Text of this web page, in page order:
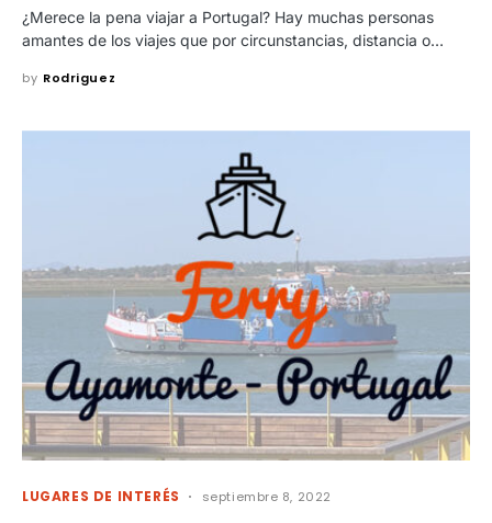
¿Merece la pena viajar a Portugal? Hay muchas personas
amantes de los viajes que por circunstancias, distancia o…
by Rodriguez
LUGARES DE INTERÉS septiembre 8, 2022